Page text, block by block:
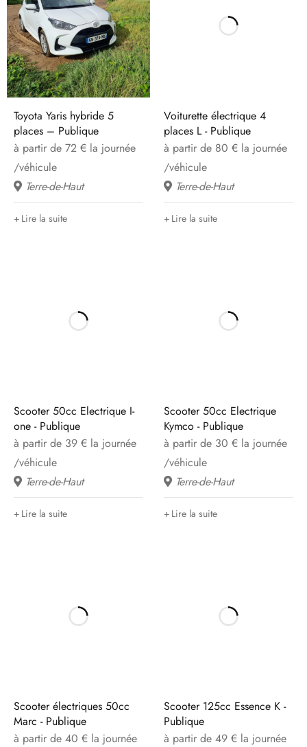
à partir de 72 € la journée
/véhicule
Terre-de-Haut
Toyota Yaris hybride 5
places – Publique
Lire la suite
à partir de 80 € la journée
/véhicule
Terre-de-Haut
Voiturette électrique 4
places L - Publique
Lire la suite
à partir de 39 € la journée
/véhicule
Terre-de-Haut
Scooter 50cc Electrique I-
one - Publique
Lire la suite
à partir de 30 € la journée
/véhicule
Terre-de-Haut
Scooter 50cc Electrique
Kymco - Publique
Lire la suite
à partir de 40 € la journée
Scooter électriques 50cc
Marc - Publique
à partir de 49 € la journée
Scooter 125cc Essence K -
Publique